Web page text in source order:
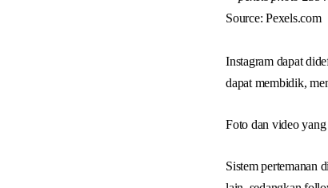
Source: Pexels.com
Instagram dapat
dapat membidik,
Foto dan video
Sistem pertemanan